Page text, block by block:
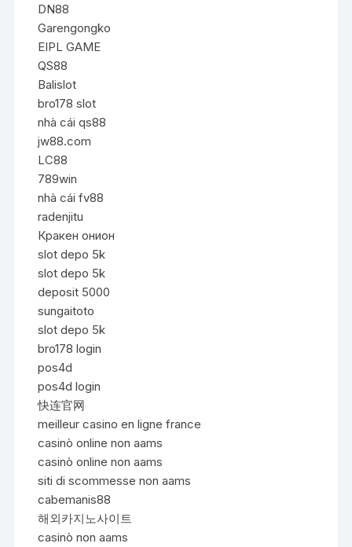
DN88
Garengongko
EIPL GAME
QS88
Balislot
bro178 slot
nhà cái qs88
jw88.com
LC88
789win
nhà cái fv88
radenjitu
Кракен онион
slot depo 5k
slot depo 5k
deposit 5000
sungaitoto
slot depo 5k
bro178 login
pos4d
pos4d login
快连官网
meilleur casino en ligne france
casinò online non aams
casinò online non aams
siti di scommesse non aams
cabemanis88
해외카지노사이트
casinò non aams